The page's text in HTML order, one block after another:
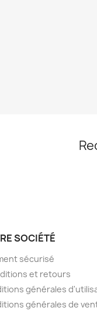
SOCIÉTÉ
sécurisé
et retours
générales
générales de